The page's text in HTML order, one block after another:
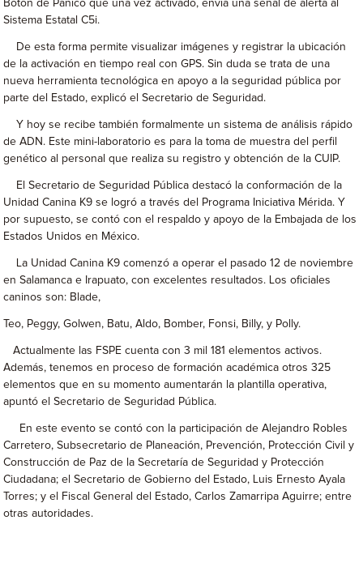
Botón de Pánico que una vez activado, envía una señal de alerta al
Sistema Estatal C5i.
De esta forma permite visualizar imágenes y registrar la ubicación
de la activación en tiempo real con GPS. Sin duda se trata de una
nueva herramienta tecnológica en apoyo a la seguridad pública por
parte del Estado, explicó el Secretario de Seguridad.
Y hoy se recibe también formalmente un sistema de análisis rápido
de ADN. Este mini-laboratorio es para la toma de muestra del perfil
genético al personal que realiza su registro y obtención de la CUIP.
El Secretario de Seguridad Pública destacó la conformación de la
Unidad Canina K9 se logró a través del Programa Iniciativa Mérida. Y
por supuesto, se contó con el respaldo y apoyo de la Embajada de los
Estados Unidos en México.
La Unidad Canina K9 comenzó a operar el pasado 12 de noviembre
en Salamanca e Irapuato, con excelentes resultados. Los oficiales
caninos son: Blade,
Teo, Peggy, Golwen, Batu, Aldo, Bomber, Fonsi, Billy, y Polly.
Actualmente las FSPE cuenta con 3 mil 181 elementos activos.
Además, tenemos en proceso de formación académica otros 325
elementos que en su momento aumentarán la plantilla operativa,
apuntó el Secretario de Seguridad Pública.
En este evento se contó con la participación de Alejandro Robles
Carretero, Subsecretario de Planeación, Prevención, Protección Civil y
Construcción de Paz de la Secretaría de Seguridad y Protección
Ciudadana; el Secretario de Gobierno del Estado, Luis Ernesto Ayala
Torres; y el Fiscal General del Estado, Carlos Zamarripa Aguirre; entre
otras autoridades.